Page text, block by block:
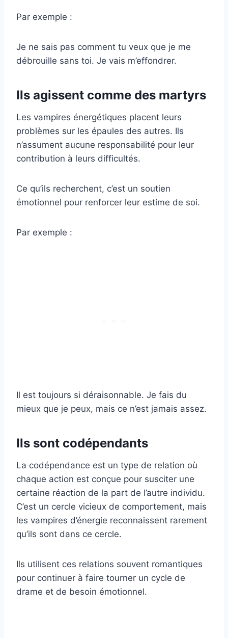
Par exemple :
Je ne sais pas comment tu veux que je me
débrouille sans toi. Je vais m’effondrer.
Ils agissent comme des martyrs
Les vampires énergétiques placent leurs
problèmes sur les épaules des autres. Ils
n’assument aucune responsabilité pour leur
contribution à leurs difficultés.
Ce qu’ils recherchent, c’est un soutien
émotionnel pour renforcer leur estime de soi.
Par exemple :
Il est toujours si déraisonnable. Je fais du
mieux que je peux, mais ce n’est jamais assez.
Ils sont codépendants
La codépendance est un type de relation où
chaque action est conçue pour susciter une
certaine réaction de la part de l’autre individu.
C’est un cercle vicieux de comportement, mais
les vampires d’énergie reconnaissent rarement
qu’ils sont dans ce cercle.
Ils utilisent ces relations souvent romantiques
pour continuer à faire tourner un cycle de
drame et de besoin émotionnel.